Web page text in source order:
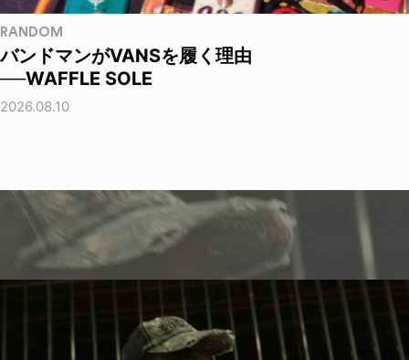
RANDOM
バンドマンがVANSを履く理由
──WAFFLE SOLE
2026.08.10